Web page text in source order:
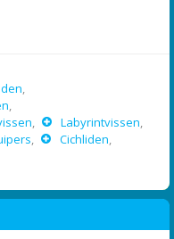
,
,
, Labyrintvissen,
, Cichliden,